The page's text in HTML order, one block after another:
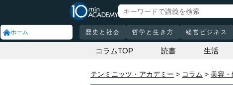
ホーム 歴史と社会 哲学と生き方 経営ビジネス
コラムTOP 読書 生活
テンミニッツ・アカデミー コラム 美容